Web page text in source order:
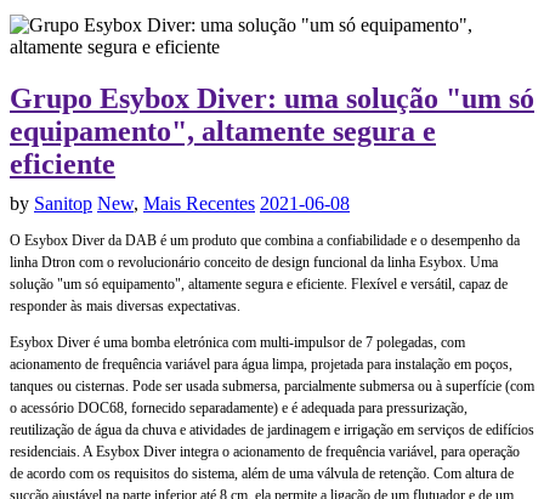
Grupo Esybox Diver: uma solução "um só
equipamento", altamente segura e
eficiente
by Sanitop New, Mais Recentes 2021-06-08
O Esybox Diver da DAB é um produto que combina a confiabilidade e o desempenho da
linha Dtron com o revolucionário conceito de design funcional da linha Esybox. Uma
solução "um só equipamento", altamente segura e eficiente. Flexível e versátil, capaz de
responder às mais diversas expectativas.
Esybox Diver é uma bomba eletrónica com multi-impulsor de 7 polegadas, com
acionamento de frequência variável para água limpa, projetada para instalação em poços,
tanques ou cisternas. Pode ser usada submersa, parcialmente submersa ou à superfície (com
o acessório DOC68, fornecido separadamente) e é adequada para pressurização,
reutilização de água da chuva e atividades de jardinagem e irrigação em serviços de edifícios
residenciais. A Esybox Diver integra o acionamento de frequência variável, para operação
de acordo com os requisitos do sistema, além de uma válvula de retenção. Com altura de
sucção ajustável na parte inferior até 8 cm, ela permite a ligação de um flutuador e de um